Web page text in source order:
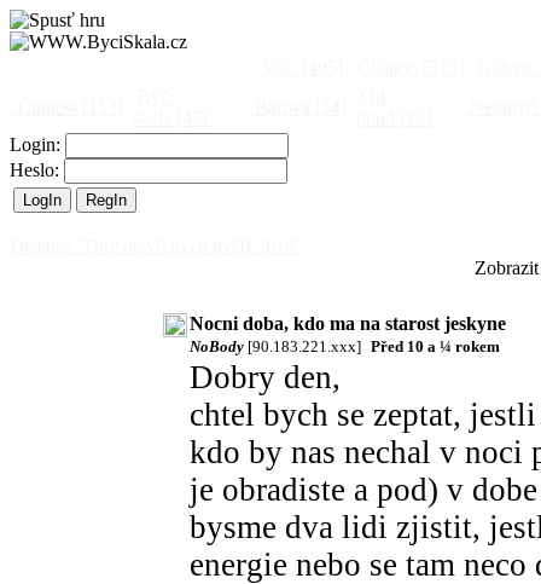
Login:
Heslo:
Nocni doba, kdo ma na starost jeskyne
NoBody [90.183.221.xxx] Před 10 a ¼ rokem
Dobry den,
chtel bych se zeptat,
kdo by nas nechal v noci
je obradiste a pod) v
bysme dva lidi zjistit,
energie nebo se tam neco